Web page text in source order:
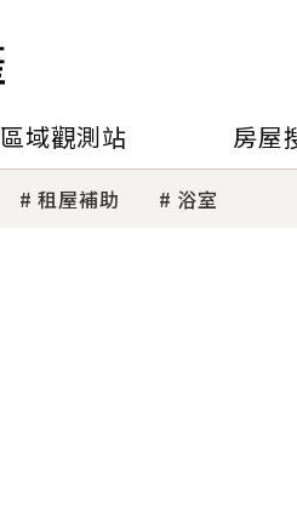
區域觀測站 房屋
租屋補助 浴室